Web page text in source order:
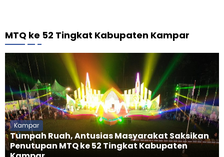
MTQ ke 52 Tingkat Kabupaten Kampar
Kampar
Tumpah Ruah, Antusias Masyarakat Saksikan
Penutupan MTQ ke 52 Tingkat Kabupaten